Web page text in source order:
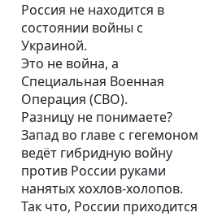
Россия не находится в
состоянии войны с
Украиной.
Это не война, а
Специальная Военная
Операция (СВО).
Разницу не понимаете?
Запад во главе с гегемоном
ведёт гибридную войну
против России руками
нанятых хохлов-холопов.
Так что, России приходится